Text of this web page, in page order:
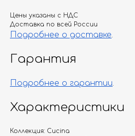
Цены указаны с НДС
Доставка по всей России
Подробнее о доставке.
Гарантия
Подробнее о гарантии.
Характеристики
Коллекция: Cucina